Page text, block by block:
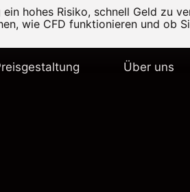
hohes Risiko, schnell Geld zu
wie CFD funktionieren und ob
Über uns